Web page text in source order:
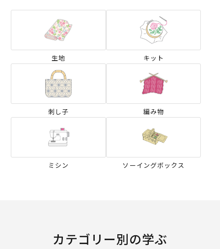
生地 キット
刺し子 編み物
ミシン ソーイングボックス
カテゴリー別の学ぶ